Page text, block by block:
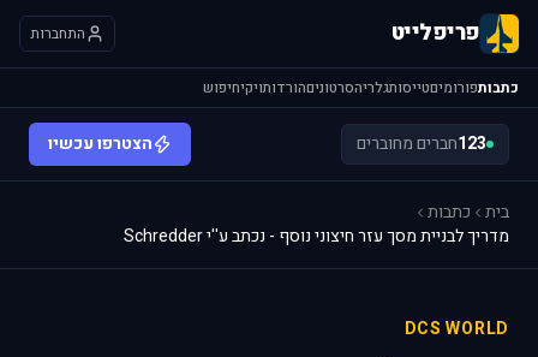
פריפלייט התחברות
כתבותפורומיםטייסותגלריהסרטוניםהורדותויקיחיפוש
123חברים מחוברים הצטרפו עכשיו
בית
כתבות
מדריך לבניית מסך עזר חיצוני נוסף - נכתב ע''י Schredder
DCS WORLD